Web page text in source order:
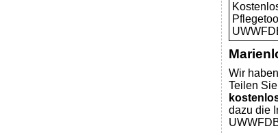
Wir
Teilen
dazu die